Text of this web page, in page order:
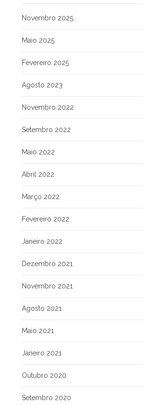
Novembro 2025
Maio 2025
Fevereiro 2025
Agosto 2023
Novembro 2022
Setembro 2022
Maio 2022
Abril 2022
Março 2022
Fevereiro 2022
Janeiro 2022
Dezembro 2021
Novembro 2021
Agosto 2021
Maio 2021
Janeiro 2021
Outubro 2020
Setembro 2020